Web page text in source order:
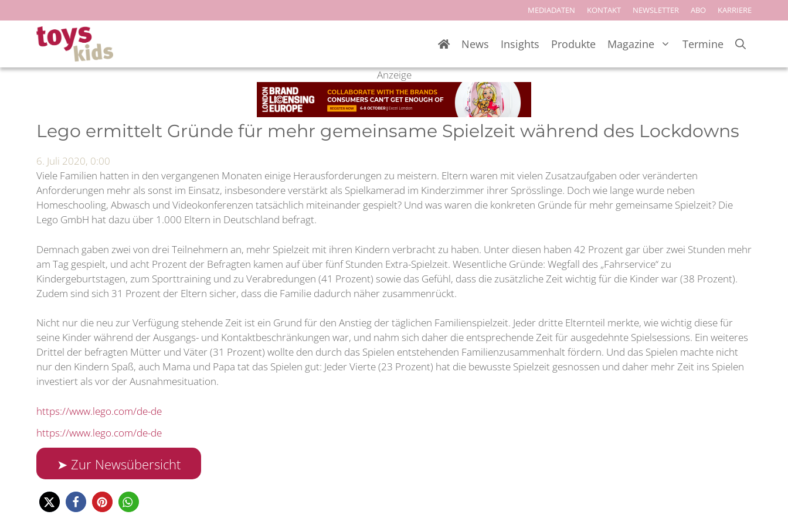
Inhalt
springen
MEDIADATEN KONTAKT NEWSLETTER ABO KARRIERE
News Insights Produkte Magazine Termine
Anzeige
Lego ermittelt Gründe für mehr gemeinsame Spielzeit während des Lockdowns
6. Juli 2020, 0:00
Viele Familien hatten in den vergangenen Monaten einige Herausforderungen zu meistern. Eltern waren mit vielen Zusatzaufgaben oder veränderten
Anforderungen mehr als sonst im Einsatz, insbesondere verstärkt als Spielkamerad im Kinderzimmer ihrer Sprösslinge. Doch wie lange wurde neben
Homeschooling, Abwasch und Videokonferenzen tatsächlich miteinander gespielt? Und was waren die konkreten Gründe für mehr gemeinsame Spielzeit? Die
Lego GmbH hat dazu über 1.000 Eltern in Deutschland befragt.
Demnach gaben zwei von drei Teilnehmern an, mehr Spielzeit mit ihren Kindern verbracht zu haben. Unter diesen haben 42 Prozent gar über zwei Stunden mehr
am Tag gespielt, und acht Prozent der Befragten kamen auf über fünf Stunden Extra-Spielzeit. Wesentliche Gründe: Wegfall des „Fahrservice“ zu
Kindergeburtstagen, zum Sporttraining und zu Verabredungen (41 Prozent) sowie das Gefühl, dass die zusätzliche Zeit wichtig für die Kinder war (38 Prozent).
Zudem sind sich 31 Prozent der Eltern sicher, dass die Familie dadurch näher zusammenrückt.
Nicht nur die neu zur Verfügung stehende Zeit ist ein Grund für den Anstieg der täglichen Familienspielzeit. Jeder dritte Elternteil merkte, wie wichtig diese für
seine Kinder während der Ausgangs- und Kontaktbeschränkungen war, und nahm sich daher die entsprechende Zeit für ausgedehnte Spielsessions. Ein weiteres
Drittel der befragten Mütter und Väter (31 Prozent) wollte den durch das Spielen entstehenden Familienzusammenhalt fördern. Und das Spielen machte nicht
nur den Kindern Spaß, auch Mama und Papa tat das Spielen gut: Jeder Vierte (23 Prozent) hat die bewusste Spielzeit gesnossen und daher mehr Zeit ins Spielen
investiert als vor der Ausnahmesituation.
https://www.lego.com/de-de
https://www.lego.com/de-de
➤ Zur Newsübersicht